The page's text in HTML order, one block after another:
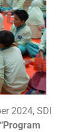
2024, SDI
“Program